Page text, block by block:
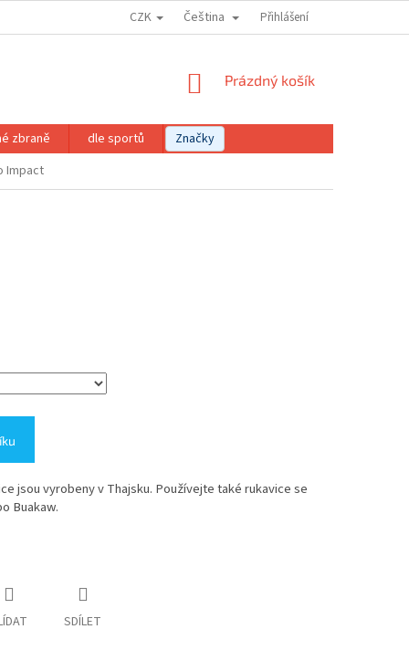
CZK Čeština Přihlášení
NÁKUPNÍ
Prázdný košík
zbraně dle sportů
Značky
Impact
jsou vyrobeny v Thajsku. Používejte také rukavice se
Buakaw.
SDÍLET